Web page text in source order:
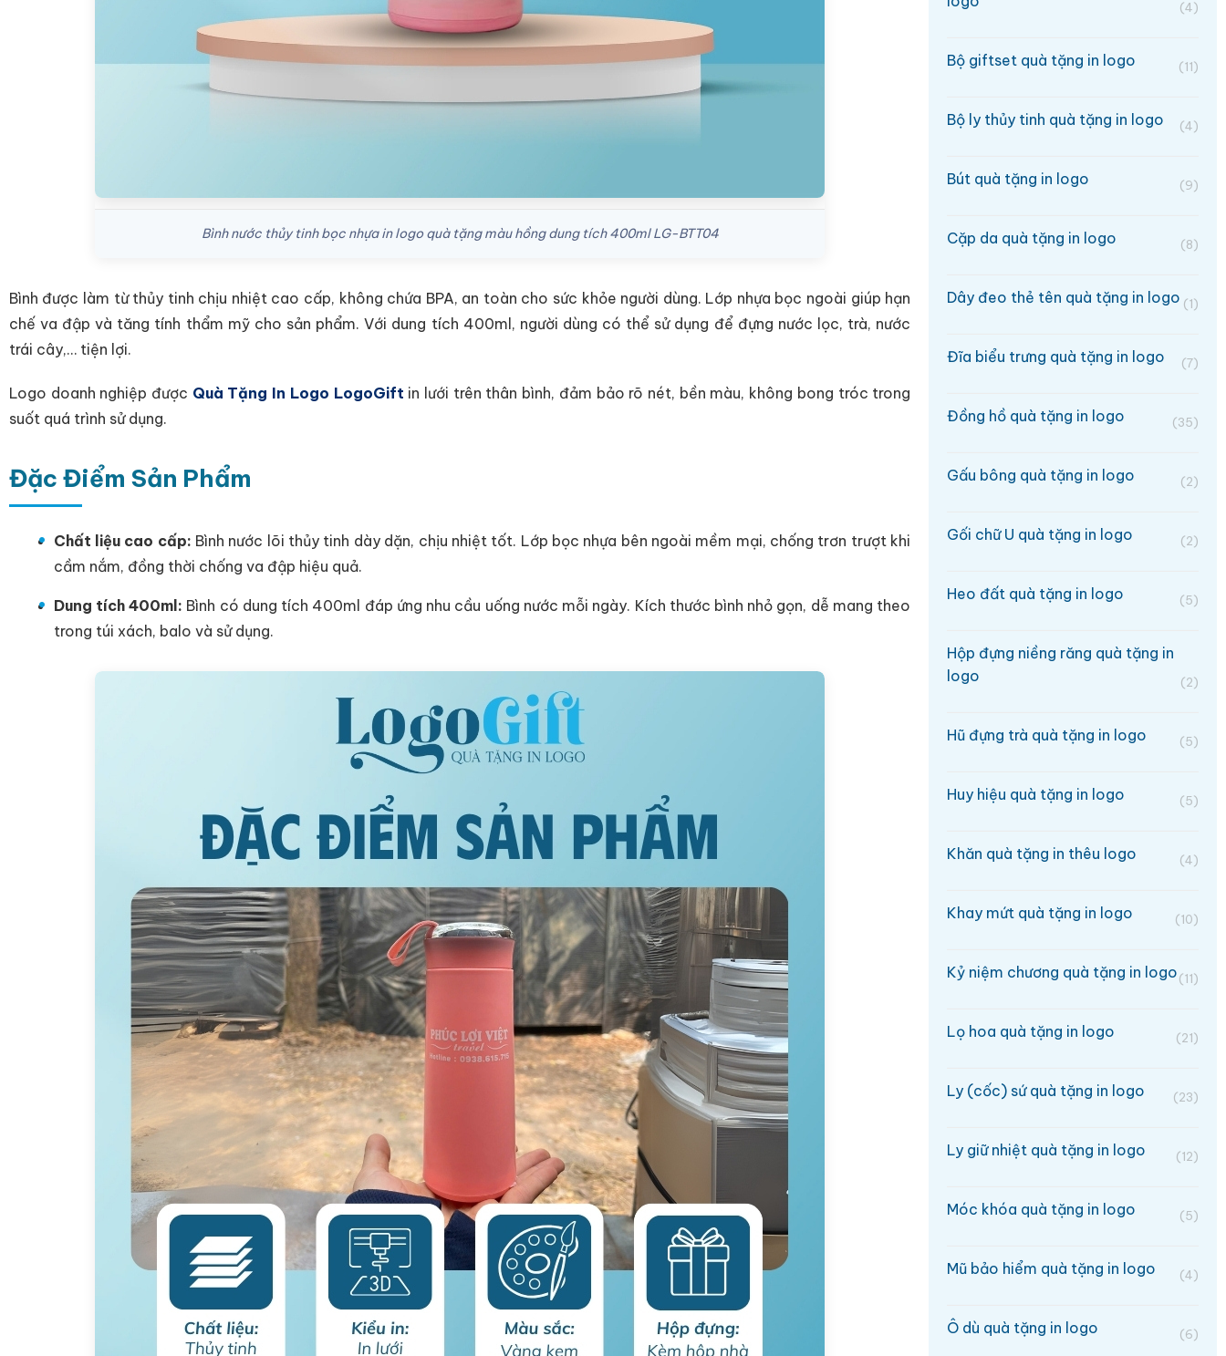
Bình nước thủy tinh bọc nhựa in logo quà tặng màu hồng dung tích 400ml LG-BTT04
Bình được làm từ thủy tinh chịu nhiệt cao cấp, không chứa BPA, an toàn cho sức khỏe người dùng. Lớp nhựa bọc ngoài giúp hạn
chế va đập và tăng tính thẩm mỹ cho sản phẩm. Với dung tích 400ml , người dùng có thể sử dụng để đựng nước lọc, trà, nước
trái cây,… tiện lợi.
Logo doanh nghiệp được Quà Tặng In Logo LogoGift in lưới trên thân bình, đảm bảo rõ nét, bền màu, không bong tróc trong
suốt quá trình sử dụng.
Đặc Điểm Sản Phẩm
Chất liệu cao cấp: Bình nước lõi thủy tinh dày dặn, chịu nhiệt tốt. Lớp bọc nhựa bên ngoài mềm mại, chống trơn trượt khi
cầm nắm, đồng thời chống va đập hiệu quả.
Dung tích 400ml: Bình có dung tích 400ml đáp ứng nhu cầu uống nước mỗi ngày. Kích thước bình nhỏ gọn, dễ mang theo
trong túi xách, balo và sử dụng.
(4)
Bộ giftset quà tặng in logo (11)
Bộ ly thủy tinh quà tặng in logo (4)
Bút quà tặng in logo (9)
Cặp da quà tặng in logo (8)
Dây đeo thẻ tên quà tặng in logo (1)
Đĩa biểu trưng quà tặng in logo (7)
Đồng hồ quà tặng in logo (35)
Gấu bông quà tặng in logo (2)
Gối chữ U quà tặng in logo (2)
Heo đất quà tặng in logo (5)
Hộp đựng niềng răng quà tặng in
logo
(2)
Hũ đựng trà quà tặng in logo (5)
Huy hiệu quà tặng in logo (5)
Khăn quà tặng in thêu logo (4)
Khay mứt quà tặng in logo (10)
Kỷ niệm chương quà tặng in logo(11)
Lọ hoa quà tặng in logo (21)
Ly (cốc) sứ quà tặng in logo (23)
Ly giữ nhiệt quà tặng in logo (12)
Móc khóa quà tặng in logo (5)
Mũ bảo hiểm quà tặng in logo (4)
Ô dù quà tặng in logo (6)